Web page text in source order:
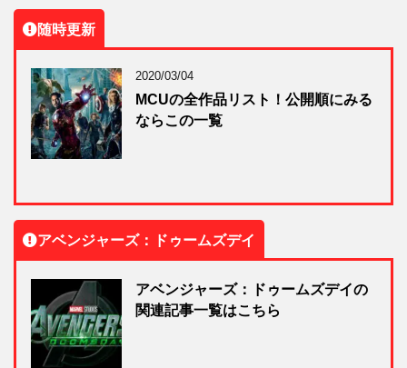
随時更新
2020/03/04
MCUの全作品リスト！公開順にみる
ならこの一覧
アベンジャーズ：ドゥームズデイ
アベンジャーズ：ドゥームズデイの
関連記事一覧はこちら